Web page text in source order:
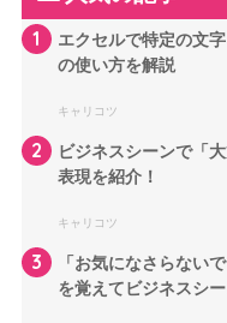
1
エクセルで特定の文
の使い方を解説
キャリコツ
2
ビジネスシーンで「
表現を紹介！
キャリコツ
3
「お気になさらない
を覚えてビジネスシ